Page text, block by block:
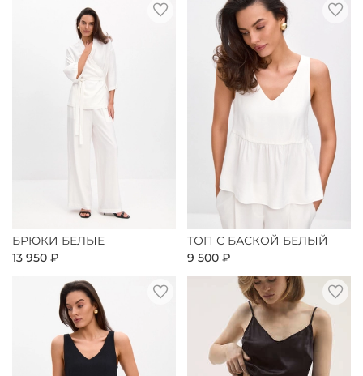
БРЮКИ БЕЛЫЕ
13 950 ₽
ТОП С БАСКОЙ БЕЛЫЙ
9 500 ₽